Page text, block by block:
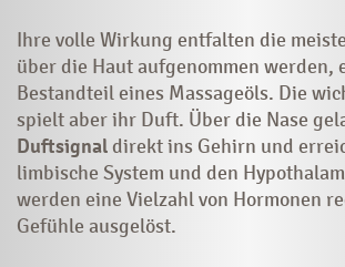
Ihre volle Wirkung entfalten die
über die Haut aufgenommen werden,
Bestandteil eines Massageöls. Die
spielt aber ihr Duft. Über die Nase
Duftsignaldirekt ins Gehirn und
limbische System und den
werden eine Vielzahl von Hormonen
Gefühle ausgelöst.